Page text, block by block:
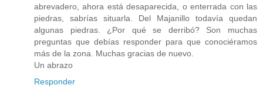
abrevadero, ahora está desaparecida, o enterrada con las
piedras, sabrías situarla. Del Majanillo todavía quedan
algunas piedras. ¿Por qué se derribó? Son muchas
preguntas que debías responder para que conociéramos
más de la zona. Muchas gracias de nuevo.
Un abrazo
Responder